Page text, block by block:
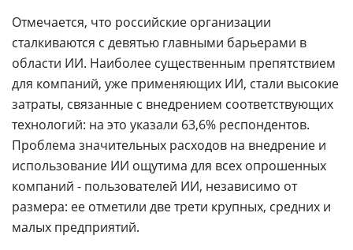
Отмечается, что российские организации
сталкиваются с девятью главными барьерами в
области ИИ. Наиболее существенным препятствием
для компаний, уже применяющих ИИ, стали высокие
затраты, связанные с внедрением соответствующих
технологий: на это указали 63,6% респондентов.
Проблема значительных расходов на внедрение и
использование ИИ ощутима для всех опрошенных
компаний - пользователей ИИ, независимо от
размера: ее отметили две трети крупных, средних и
малых предприятий.